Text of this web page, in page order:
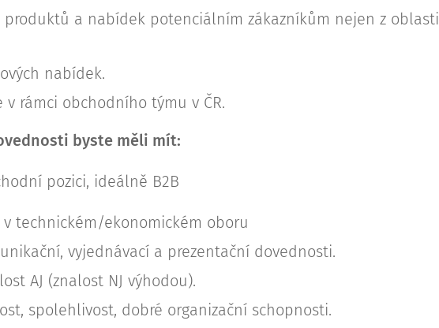
produktů a nabídek potenciálním zákazníkům nejen z oblasti
nabídek.
v rámci obchodního týmu v ČR.
byste měli mít:
pozici, ideálně B2B
v technickém/ekonomickém oboru
vyjednávací a prezentační dovednosti.
AJ (znalost NJ výhodou).
spolehlivost, dobré organizační schopnosti.